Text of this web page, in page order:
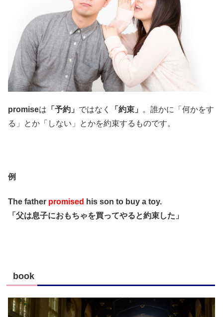
promiseは 「予約」 ではなく 「約束」
。誰かに「何かをす
る」とか「しない」とかを約束するものです。
例
The father promised his son to buy a toy.
「父は息子におもちゃを買ってやると約束した」
book